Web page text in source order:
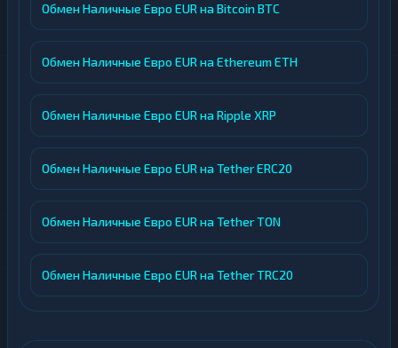
Обмен Наличные Евро EUR на Bitcoin BTC
Обмен Наличные Евро EUR на Ethereum ETH
Обмен Наличные Евро EUR на Ripple XRP
Обмен Наличные Евро EUR на Tether ERC20
Обмен Наличные Евро EUR на Tether TON
Обмен Наличные Евро EUR на Tether TRC20